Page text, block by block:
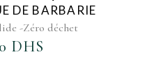
DE BARBARIE
-Zéro déchet
DHS